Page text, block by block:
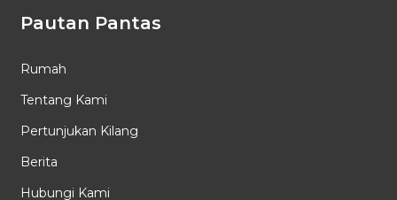
Pautan Pantas
Rumah
Tentang Kami
Pertunjukan Kilang
Berita
Hubungi Kami